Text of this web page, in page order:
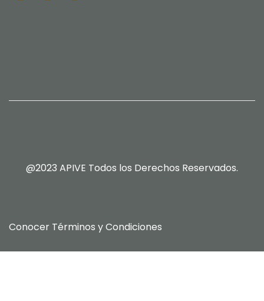
@2023 APIVE Todos los Derechos Reservados.
Conocer Términos y Condiciones